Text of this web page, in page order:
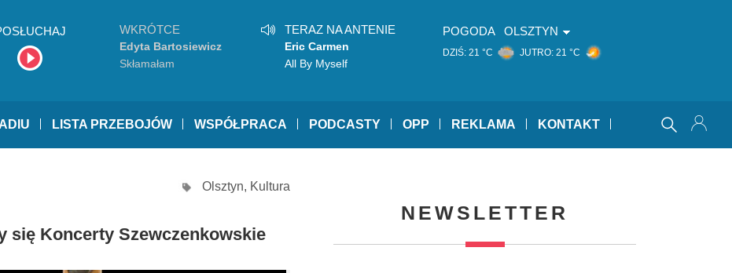
WKRÓTCE
Edyta Bartosiewicz
Skłamałam
TERAZ NA ANTENIE
Eric Carmen
All By Myself
POGODA OLSZTYN
DZIŚ: 21 °C JUTRO: 21 °C
LISTA PRZEBOJÓW WSPÓŁPRACA PODCASTY OPP REKLAMA KONTAKT
Olsztyn, Kultura
się Koncerty Szewczenkowskie
NEWSLETTER